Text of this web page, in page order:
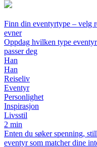
Finn din eventyrtype – velg
evner
Oppdag hvilken type
passer deg
Han
Han
Reiseliv
Eventyr
Personlighet
Inspirasjon
Livsstil
2 min
Enten du søker spenning,
eventyr som matcher dine